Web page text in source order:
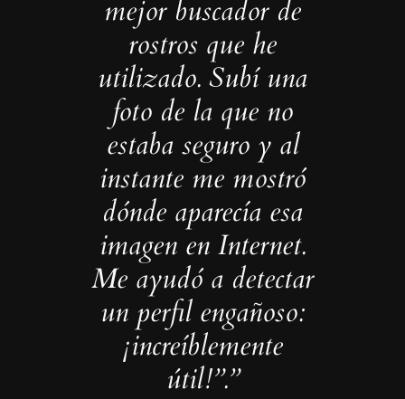
mejor buscador de
rostros que he
utilizado. Subí una
foto de la que no
estaba seguro y al
instante me mostró
dónde aparecía esa
imagen en Internet.
Me ayudó a detectar
un perfil engañoso:
¡increíblemente
útil!”.”